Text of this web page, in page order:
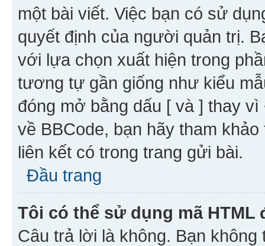
một bài viết. Việc bạn có sử
quyết định của người quản trị.
với lựa chọn xuất hiện trong
tương tự gần giống như kiểu
đóng mở bằng dấu [ và ] thay
về BBCode, bạn hãy tham
liên kết có trong trang gửi bài.
Đầu trang
Tôi có thể sử dụng mã
Câu trả lời là không. Bạn